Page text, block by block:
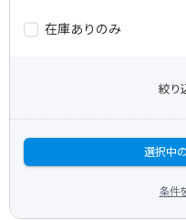
在庫ありのみ
絞り
選択中
条件